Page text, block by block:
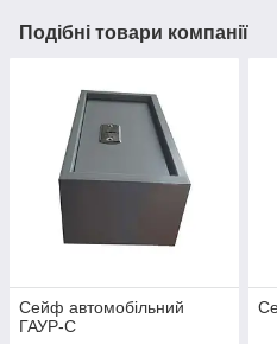
Подібні товари компанії
Сейф автомобільний
ГАУР-С